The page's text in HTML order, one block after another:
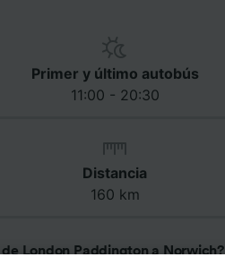
Primer y último autobús
11:00 - 20:30
Distancia
160 km
London Paddington a Norwich?